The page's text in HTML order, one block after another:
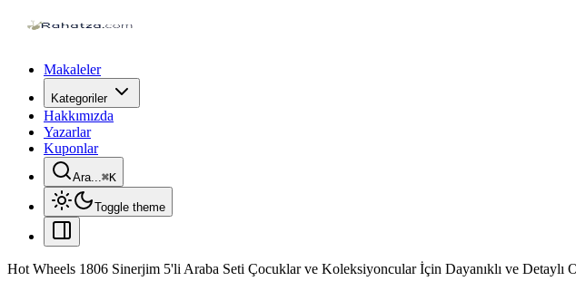
Makaleler
Kategoriler
Hakkımızda
Yazarlar
Kuponlar
Ara...⌘K
Toggle theme
Hot Wheels 1806 Sinerjim 5'li Araba Seti Çocuklar ve Koleksiyoncular İçin Dayanıklı ve Detaylı